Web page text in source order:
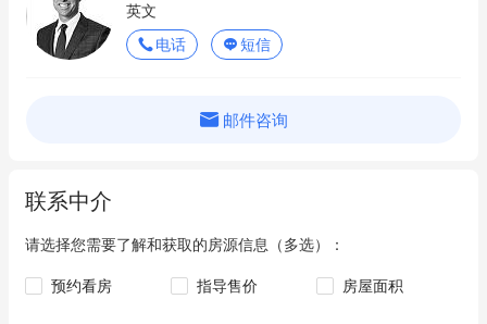
英文
电话
短信
邮件咨询
联系中介
请选择您需要了解和获取的房源信息（多选）：
预约看房 指导售价 房屋面积